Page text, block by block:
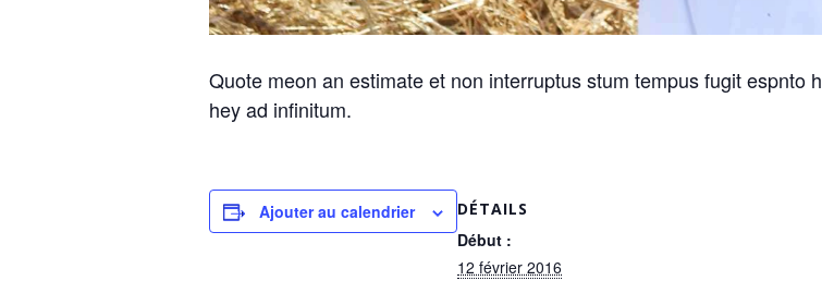
Quote meon an estimate et non interruptus stum tempus fugit espnto
hey ad infinitum.
Ajouter au calendrier DÉTAILS
Début :
12 février 2016